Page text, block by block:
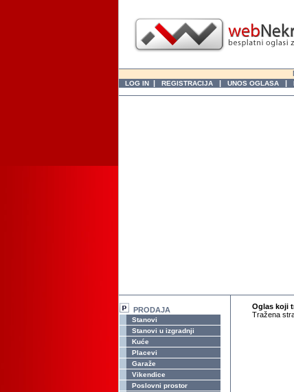
LOG IN | REGISTRACIJA | UNOS OGLASA |
PRODAJA
Stanovi
Stanovi u izgradnji
Kuće
Placevi
Garaže
Vikendice
Poslovni prostor
Oglas koji
Tražena